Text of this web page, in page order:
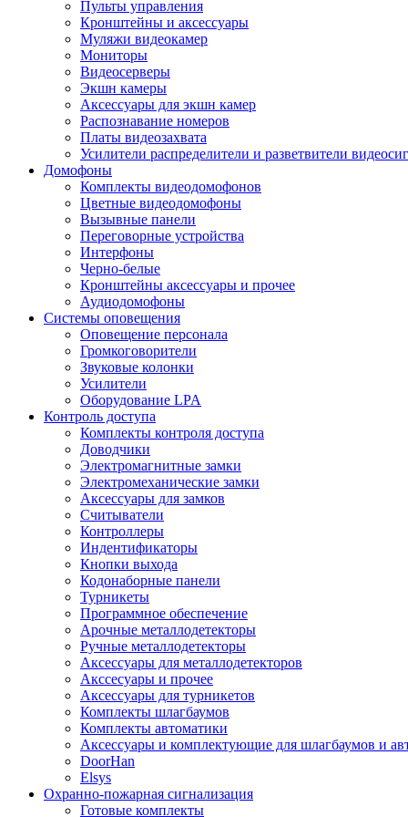
Пульты управления
Кронштейны и аксессуары
Муляжи видеокамер
Мониторы
Видеосерверы
Экшн камеры
Аксессуары для экшн камер
Распознавание номеров
Платы видеозахвата
Усилители распределители и разветвители
Домофоны
Комплекты видеодомофонов
Цветные видеодомофоны
Вызывные панели
Переговорные устройства
Интерфоны
Черно-белые
Кронштейны аксессуары и прочее
Аудиодомофоны
Системы оповещения
Оповещение персонала
Громкоговорители
Звуковые колонки
Усилители
Оборудование LPA
Контроль доступа
Комплекты контроля доступа
Доводчики
Электромагнитные замки
Электромеханические замки
Аксессуары для замков
Считыватели
Контроллеры
Индентификаторы
Кнопки выхода
Кодонаборные панели
Турникеты
Программное обеспечение
Арочные металлодетекторы
Ручные металлодетекторы
Аксессуары для металлодетекторов
Акссесуары и прочее
Аксессуары для турникетов
Комплекты шлагбаумов
Комплекты автоматики
Аксессуары и комплектующие для шлагбаумов и
DoorHan
Elsys
Охранно-пожарная сигнализация
Готовые комплекты